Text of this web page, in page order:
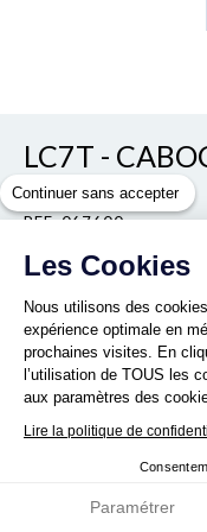
LC7T -
REF. 067600
Quantité :
Continuer sans accepter
Les Cookies
Nous utilisons des
expérience optimale en
prochaines visites. En
l’utilisation de TOUS les
aux paramètres des
Lire la politique de
Paramétrer